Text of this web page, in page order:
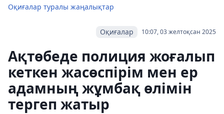
Оқиғалар туралы жаңалықтар
10:07, 03 желтоқсан 2025
Оқиғалар
Ақтөбеде полиция жоғалып
кеткен жасөспірім мен ер
адамның жұмбақ өлімін
тергеп жатыр